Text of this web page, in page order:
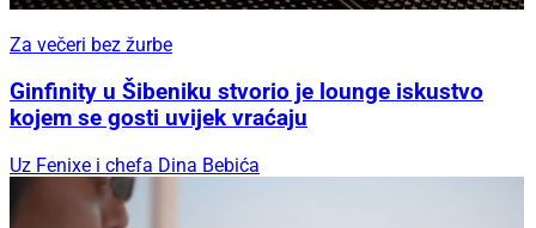
Za večeri bez žurbe
Ginfinity u Šibeniku stvorio je lounge iskustvo
kojem se gosti uvijek vraćaju
Uz Fenixe i chefa Dina Bebića